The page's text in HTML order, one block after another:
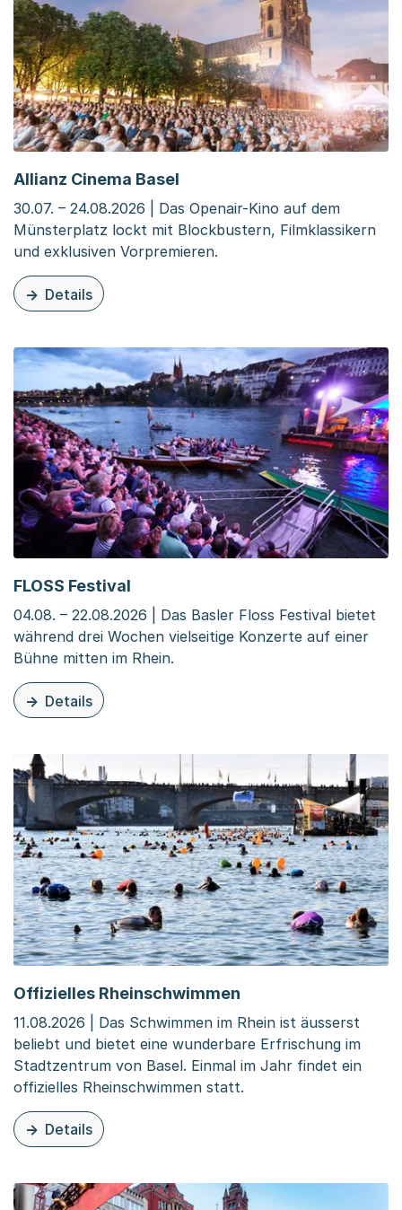
Allianz Cinema Basel
30.07. – 24.08.2026 | Das Openair-Kino auf dem
Münsterplatz lockt mit Blockbustern, Filmklassikern
und exklusiven Vorpremieren.
Details
zu dieser Veranstaltung: Allianz Cinema Basel
FLOSS Festival
04.08. – 22.08.2026 | Das Basler Floss Festival bietet
während drei Wochen vielseitige Konzerte auf einer
Bühne mitten im Rhein.
Details
zu dieser Veranstaltung: FLOSS Festival
Offizielles Rheinschwimmen
11.08.2026 | Das Schwimmen im Rhein ist äusserst
beliebt und bietet eine wunderbare Erfrischung im
Stadtzentrum von Basel. Einmal im Jahr findet ein
offizielles Rheinschwimmen statt.
Details
zu dieser Veranstaltung: Offizielles Rheinschwimmen